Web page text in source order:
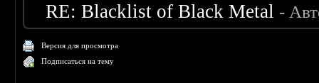
RE: Blacklist of Black Metal -
Версия для просмотра
Подписаться на тему